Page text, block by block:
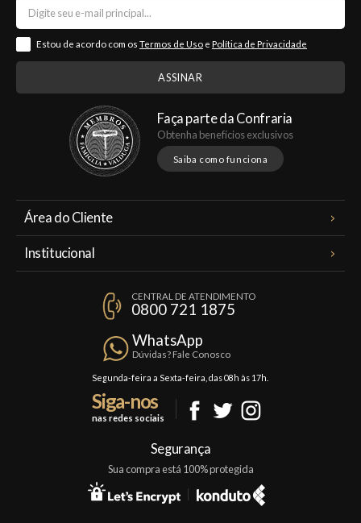
Estou de acordo com os Termos de Uso e Política de Privacidade
Faça parte da Confraria
Obtenha benefícios exclusivos
Saiba como funciona
Área do Cliente
Institucional
Política de Privacidade
Trocas e Devoluções
Formas de Pagamento
CENTRAL DE ATENDIMENTO
0800 721 1875
WhatsApp
Dúvidas? Fale Conosco
Segunda-feira a Sexta-feira, das 08h às 17h.
Siga-nos
nas redes sociais
Segurança
Sua compra está 100% protegida